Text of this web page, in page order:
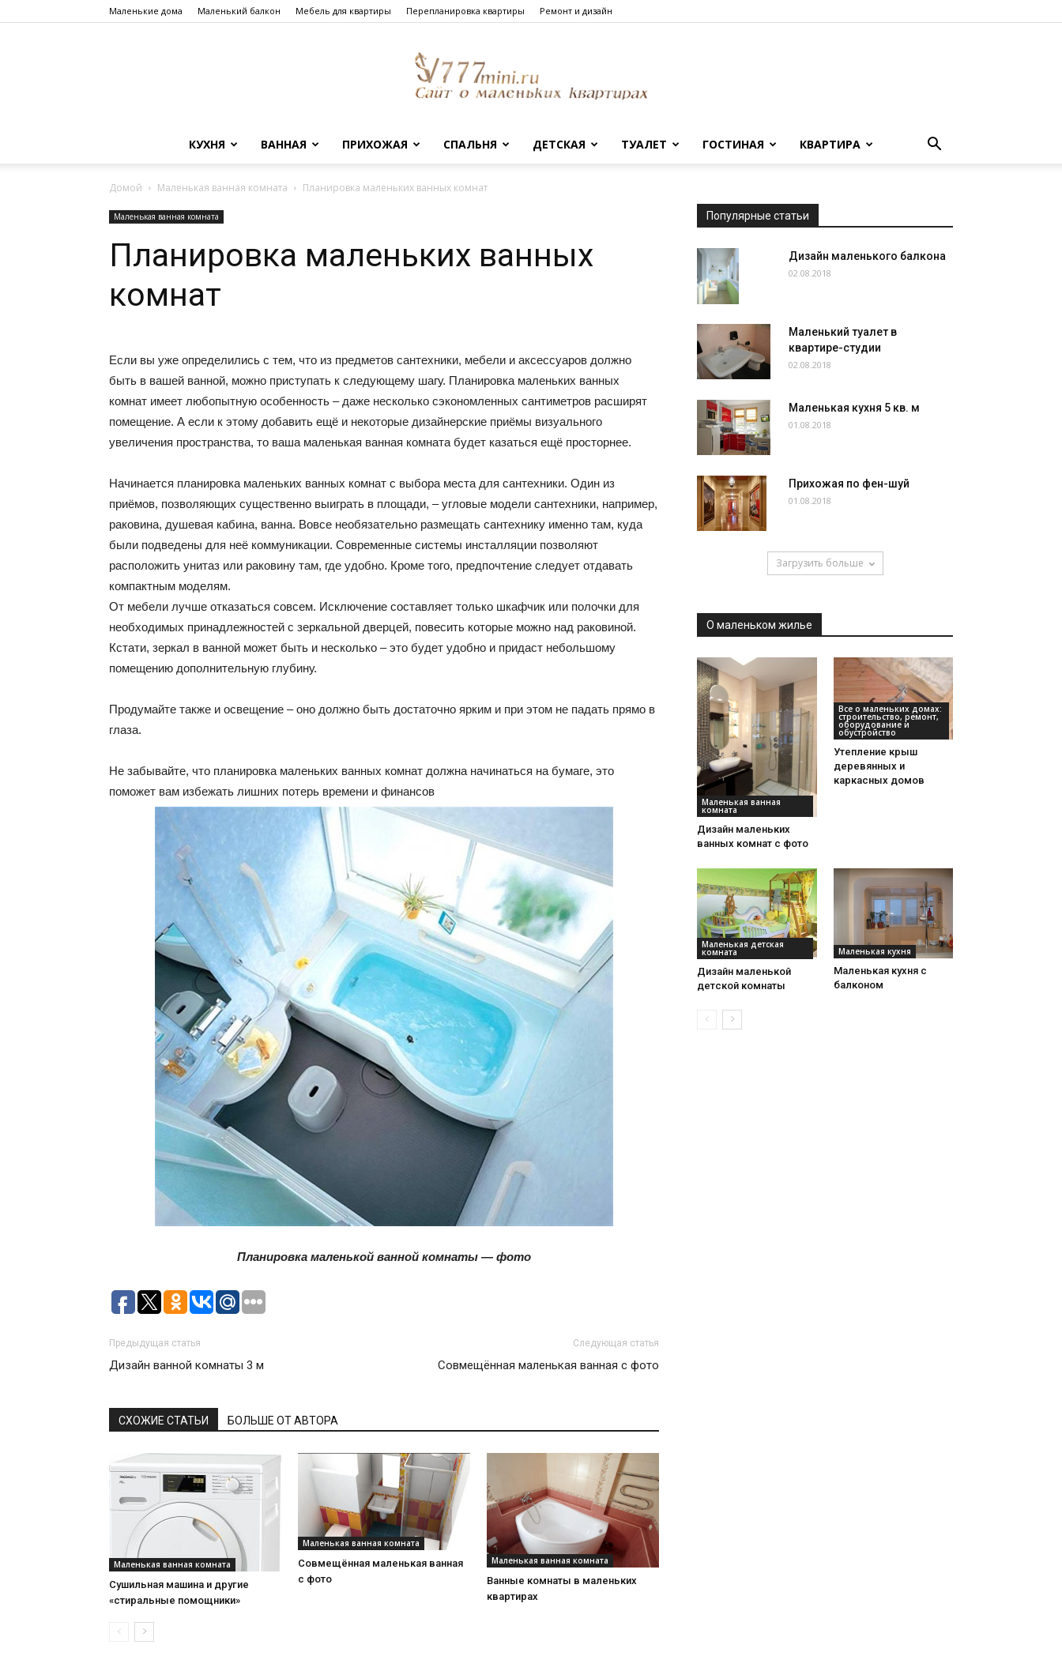
Маленькие дома Маленький балкон Мебель для квартиры Перепланировка квартиры Ремонт и дизайн
Сайт
о
маленьких
и
интерьеры,
фото,
советы
и
КУХНЯ ВАННАЯ ПРИХОЖАЯ СПАЛЬНЯ ДЕТСКАЯ ТУАЛЕТ ГОСТИНАЯ КВАРТИРА
Домой Маленькая ванная комната Планировка маленьких ванных комнат
Маленькая ванная комната
Планировка маленьких ванных
комнат
Если вы уже определились с тем, что из предметов сантехники, мебели и аксессуаров должно
быть в вашей ванной, можно приступать к следующему шагу. Планировка маленьких ванных
комнат имеет любопытную особенность – даже несколько сэкономленных сантиметров расширят
помещение. А если к этому добавить ещё и некоторые дизайнерские приёмы визуального
увеличения пространства, то ваша маленькая ванная комната будет казаться ещё просторнее.
Начинается планировка маленьких ванных комнат с выбора места для сантехники. Один из
приёмов, позволяющих существенно выиграть в площади, – угловые модели сантехники, например,
раковина, душевая кабина, ванна. Вовсе необязательно размещать сантехнику именно там, куда
были подведены для неё коммуникации. Современные системы инсталляции позволяют
расположить унитаз или раковину там, где удобно. Кроме того, предпочтение следует отдавать
компактным моделям.
От мебели лучше отказаться совсем. Исключение составляет только шкафчик или полочки для
необходимых принадлежностей с зеркальной дверцей, повесить которые можно над раковиной.
Кстати, зеркал в ванной может быть и несколько – это будет удобно и придаст небольшому
помещению дополнительную глубину.
Продумайте также и освещение – оно должно быть достаточно ярким и при этом не падать прямо в
глаза.
Не забывайте, что планировка маленьких ванных комнат должна начинаться на бумаге, это
поможет вам избежать лишних потерь времени и финансов
Планировка маленькой ванной комнаты — фото
Предыдущая статья
Дизайн ванной комнаты 3 м
Следующая статья
Совмещённая маленькая ванная с фото
СХОЖИЕ СТАТЬИ БОЛЬШЕ ОТ АВТОРА
Маленькая ванная комната
Сушильная машина и другие
«стиральные помощники»
Маленькая ванная комната
Совмещённая маленькая ванная
с фото
Маленькая ванная комната
Ванные комнаты в маленьких
квартирах
Популярные статьи
Дизайн маленького балкона
02.08.2018
Маленький туалет в
квартире-студии
02.08.2018
Маленькая кухня 5 кв. м
01.08.2018
Прихожая по фен-шуй
01.08.2018
Загрузить больше
О маленьком жилье
Маленькая ванная
комната
Дизайн маленьких
ванных комнат с фото
Все о маленьких домах:
строительство, ремонт,
оборудование и
обустройство
Утепление крыш
деревянных и
каркасных домов
Маленькая детская
комната
Дизайн маленькой
детской комнаты
Маленькая кухня
Маленькая кухня с
балконом